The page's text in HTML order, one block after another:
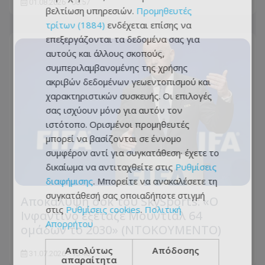
01.08.2026 - 08:57
Αποκάλυψη σοκ του SkySports: «O
Ινφαντίνο εξέταζε Μουντιάλ 64
ομάδων το 2030» (ΝΤΟΚΟΥΜΕΝΤΟ)
31.07.2026 - 15:40
βελτίωση υπηρεσιών. Προμηθευτές
τρίτων (1884) ενδέχεται επίσης να
επεξεργάζονται τα δεδομένα σας για
αυτούς και άλλους σκοπούς,
συμπεριλαμβανομένης της χρήσης
ακριβών δεδομένων γεωεντοπισμού και
χαρακτηριστικών συσκευής. Οι επιλογές
σας ισχύουν μόνο για αυτόν τον
ιστότοπο. Ορισμένοι προμηθευτές
μπορεί να βασίζονται σε έννομο
συμφέρον αντί για συγκατάθεση· έχετε το
δικαίωμα να αντιταχθείτε στις Ρυθμίσεις
διαφήμισης. Μπορείτε να ανακαλέσετε τη
συγκατάθεσή σας οποιαδήποτε στιγμή
στις Ρυθμίσεις cookies. Πολιτική
Απορρήτου
Απολύτως
απαραίτητα
Απόδοσης